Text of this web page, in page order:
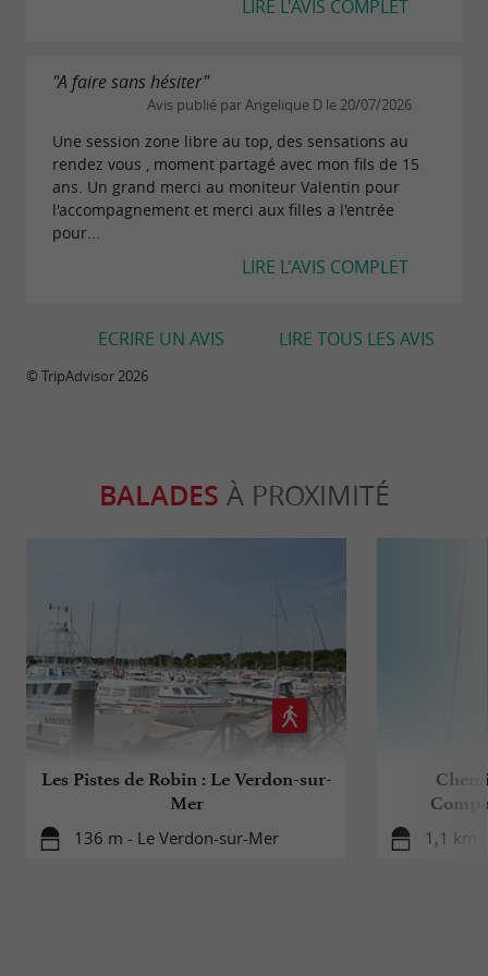
maritimes. Cours théorique et pratique.
limitation de puissance (bateaux, jet-ski).
RAMENEZ DES SOUVENIRS
Repartez avec un reportage photo 4k remis sur
clé usb.
flyer-flyjet33.pdf
LIRE L'AVIS COMPLET
"A faire sans hésiter"
Avis publié par Angelique D le 20/07/2026
Une session zone libre au top, des sensations au
rendez vous , moment partagé avec mon fils de 15
ans. Un grand merci au moniteur Valentin pour
l'accompagnement et merci aux filles a l'entrée
pour...
LIRE L'AVIS COMPLET
LIRE TOUS LES AVIS
ECRIRE UN AVIS
© TripAdvisor 2026
BALADES À PROXIMITÉ
Les Pistes de Robin : Le Verdon-sur-
Mer
136 m - Le Verdon-sur-Mer 1,1 km